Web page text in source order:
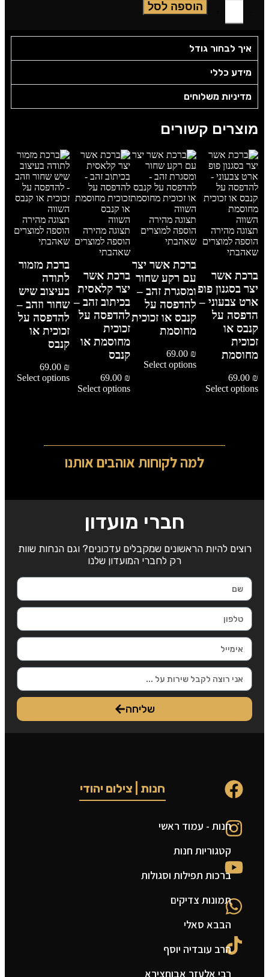
הוספה לסל
איך לבחור גודל
מידע כללי
מדיניות משלוחים
מוצרים קשורים
השווה
תצוגה מהירה
הוספה למוצרים
שאהבתי
ברכת אשר
יצר בסגנון פופ
ארט צבעוני –
הדפסה על
קנבס או
זכוכית
מחוסמת
69.00 ₪
Select options
השווה
תצוגה מהירה
הוספה למוצרים
שאהבתי
ברכת אשר יצר
עם רקע שחור
ומסגרת זהב –
להדפסה על
קנבס או זכוכית
מחוסמת
69.00 ₪
Select options
השווה
תצוגה מהירה
הוספה למוצרים
שאהבתי
ברכת אשר
יצר קלאסית
בכיתוב זהב –
להדפסה על
זכוכית
מחוסמת או
קנבס
69.00 ₪
Select options
השווה
תצוגה מהירה
הוספה למוצרים
שאהבתי
ברכת מזמור
לתודה
בעיצוב שיש
שחור וזהב –
להדפסה על
זכוכית או
קנבס
69.00 ₪
Select options
למה לקוחות אוהבים אותנו
חברי מועדון
רוצים להיות הראשונים שמקבלים עדכונים? וגם הנחות שוות
רק לחברי המועדון שלנו
שליחה
חנות | צילום יהודי
חנות - עמוד ראשי
קטגוריות חנות
ברכות תפילות וסגולות
תמונות צדיקים
הבבא סאלי
הרב עובדיה יוסף
רבי אלעזר אבוחצירא